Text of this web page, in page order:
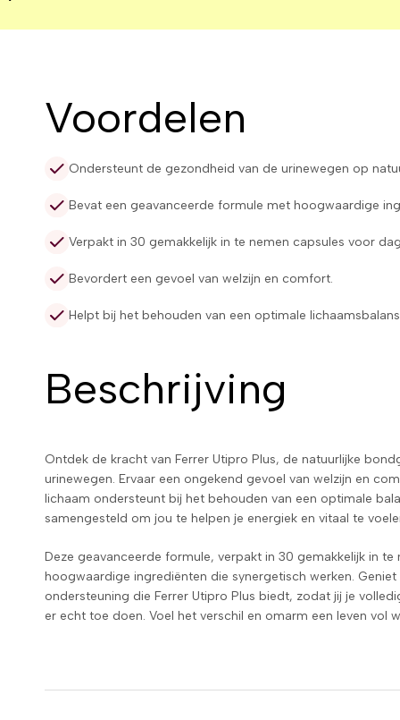
Voordelen
Ondersteunt de gezondheid van de urinewegen op
Bevat een geavanceerde formule met hoogwaardige
Verpakt in 30 gemakkelijk in te nemen capsules voor
Bevordert een gevoel van welzijn en comfort.
Helpt bij het behouden van een optimale
Beschrijving
Ontdek de kracht van Ferrer Utipro Plus, de natuurlijke
urinewegen. Ervaar een ongekend gevoel van welzijn en
lichaam ondersteunt bij het behouden van een optimale
samengesteld om jou te helpen je energiek en vitaal te
Deze geavanceerde formule, verpakt in 30 gemakkelijk in
hoogwaardige ingrediënten die synergetisch werken.
ondersteuning die Ferrer Utipro Plus biedt, zodat jij je
er echt toe doen. Voel het verschil en omarm een leven vol